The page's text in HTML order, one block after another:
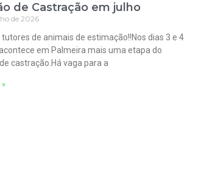
de Castração em julho
de 2026
de animais de estimação!!Nos dias 3 e 4
em Palmeira mais uma etapa do
castração.Há vaga para a
»